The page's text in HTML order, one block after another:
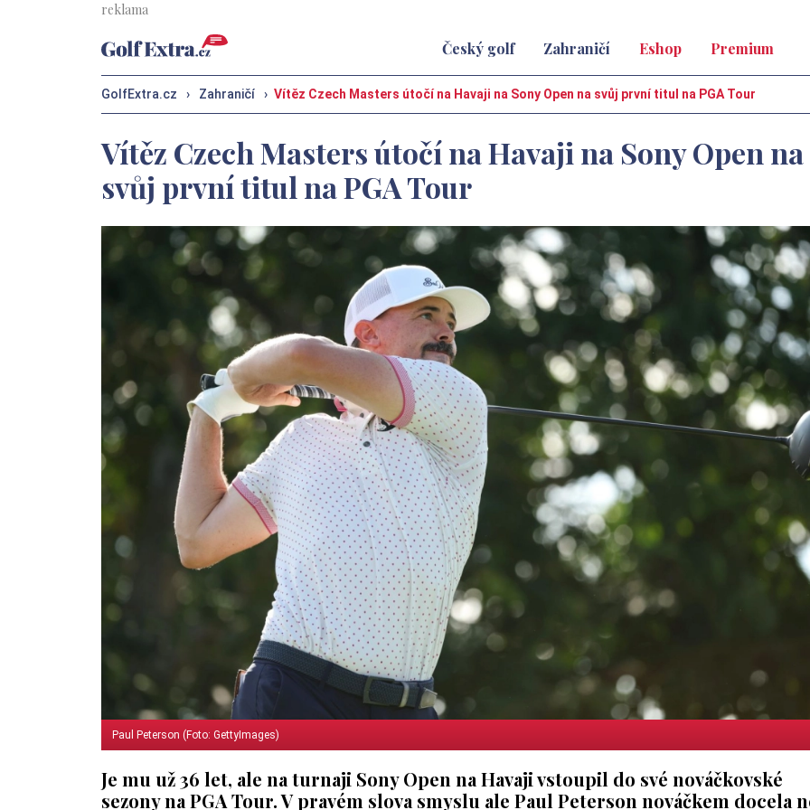
Český golf Zahraničí Eshop Premium
GolfExtra.cz › Zahraničí › Vítěz Czech Masters útočí na Havaji na Sony Open na svůj první titul na PGA Tour
Vítěz Czech Masters útočí na Havaji na Sony Open na
svůj první titul na PGA Tour
Paul Peterson (Foto: GettyImages)
Je mu už 36 let, ale na turnaji Sony Open na Havaji vstoupil do své nováčkovské
sezony na PGA Tour. V pravém slova smyslu ale Paul Peterson nováčkem docela